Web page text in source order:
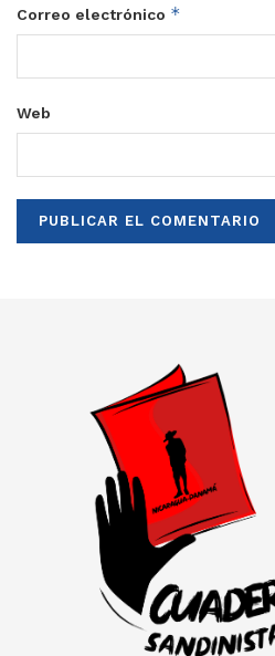
Correo electrónico *
Web